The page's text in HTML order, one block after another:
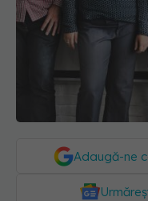
Adaugă-ne